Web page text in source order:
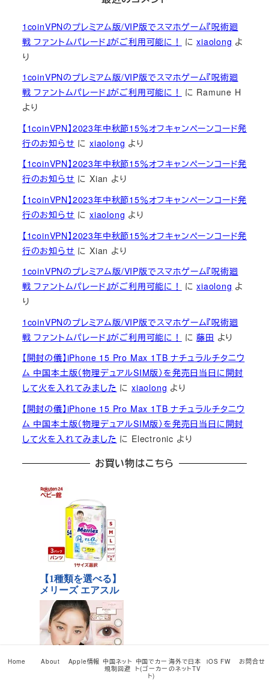
1coinVPNのプレミアム版/VIP版でスマホゲーム『呪術廻
戦 ファントムパレード』がご利用可能に！
にxiaolong よ
り
1coinVPNのプレミアム版/VIP版でスマホゲーム『呪術廻
戦 ファントムパレード』がご利用可能に！
に Ramune H
より
【1coinVPN】2023年中秋節15％オフキャンペーンコード発
行のお知らせ にxiaolong より
【1coinVPN】2023年中秋節15％オフキャンペーンコード発
行のお知らせ にXian より
【1coinVPN】2023年中秋節15％オフキャンペーンコード発
行のお知らせ にxiaolong より
【1coinVPN】2023年中秋節15％オフキャンペーンコード発
行のお知らせ にXian より
1coinVPNのプレミアム版/VIP版でスマホゲーム『呪術廻
戦 ファントムパレード』がご利用可能に！
にxiaolong よ
り
1coinVPNのプレミアム版/VIP版でスマホゲーム『呪術廻
戦 ファントムパレード』がご利用可能に！
に藤田 より
【開封の儀】iPhone 15 Pro Max 1TB ナチュラルチタニウ
ム 中国本土版（物理デュアルSIM版）を発売日当日に開封
して火を入れてみました にxiaolong より
【開封の儀】iPhone 15 Pro Max 1TB ナチュラルチタニウ
ム 中国本土版（物理デュアルSIM版）を発売日当日に開封
して火を入れてみました に Electronic より
お買い物はこちら
Home About Apple情報 中国ネット
規制回避
中国でカー
ト(ゴーカー
ト)
海外で日本
のネットTV
iOS FW お問合せ